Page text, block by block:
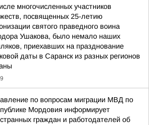
многочисленных участников
посвященных 25-летию
святого праведного воина
Ушакова, было немало наших
приехавших на празднование
даты в Саранск из разных регионов
по вопросам миграции МВД по
Мордовия информирует
граждан и работодателей об